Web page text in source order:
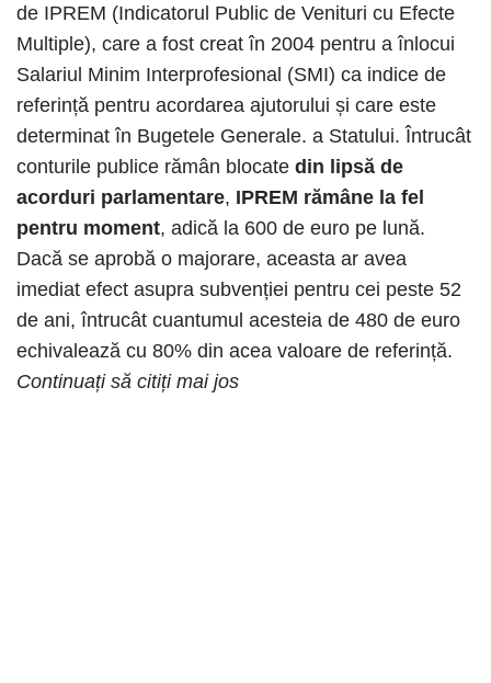
de IPREM (Indicatorul Public de Venituri cu Efecte
Multiple), care a fost creat în 2004 pentru a înlocui
Salariul Minim Interprofesional (SMI) ca indice de
referință pentru acordarea ajutorului și care este
determinat în Bugetele Generale. a Statului. Întrucât
conturile publice rămân blocate din lipsă de
acorduri parlamentare, IPREM rămâne la fel
pentru moment, adică la 600 de euro pe lună.
Dacă se aprobă o majorare, aceasta ar avea
imediat efect asupra subvenției pentru cei peste 52
de ani, întrucât cuantumul acesteia de 480 de euro
echivalează cu 80% din acea valoare de referință.
Continuați să citiți mai jos